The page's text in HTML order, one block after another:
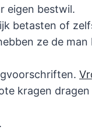
eigen bestwil.
betasten of
ze de
kragen